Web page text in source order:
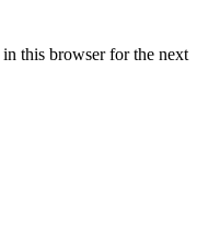
this browser for the next